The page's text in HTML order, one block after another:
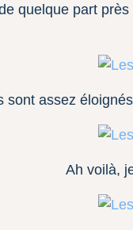
quelque part
sont assez
Ah voilà,